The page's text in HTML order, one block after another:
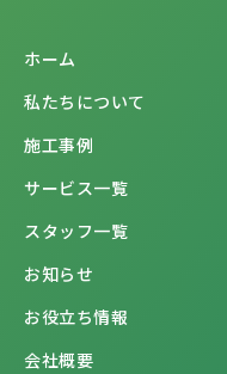
ホーム
私たちについて
施工事例
サービス一覧
スタッフ一覧
お知らせ
お役立ち情報
会社概要